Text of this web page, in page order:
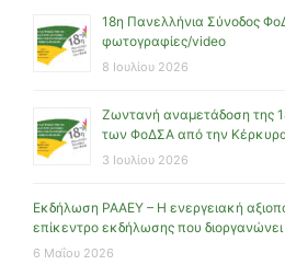
18η Πανελλήνια Σύνοδος
φωτογραφίες/video
8 Ιουλίου 2026
Ζωντανή αναμετάδοση της
των ΦοΔΣΑ από την
3 Ιουλίου 2026
Εκδήλωση ΡΑΑΕΥ – Η ενεργειακή
επίκεντρο εκδήλωσης που
6 Μαΐου 2026